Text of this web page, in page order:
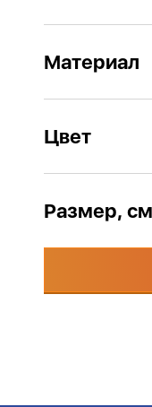
Материал
Цвет
Размер, см